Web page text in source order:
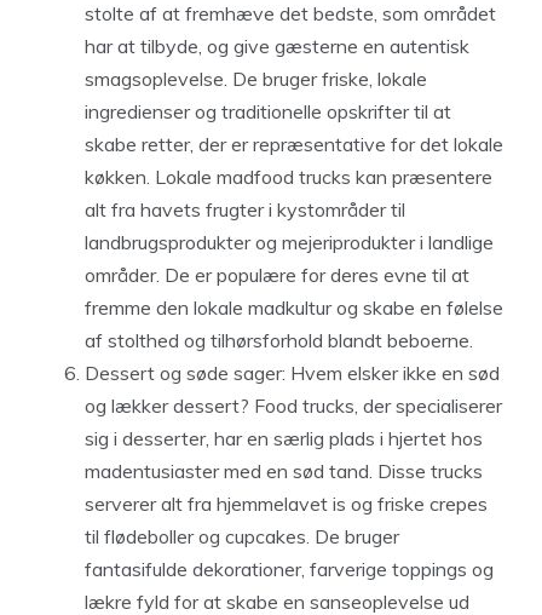
stolte af at fremhæve det bedste, som området
har at tilbyde, og give gæsterne en autentisk
smagsoplevelse. De bruger friske, lokale
ingredienser og traditionelle opskrifter til at
skabe retter, der er repræsentative for det lokale
køkken. Lokale madfood trucks kan præsentere
alt fra havets frugter i kystområder til
landbrugsprodukter og mejeriprodukter i landlige
områder. De er populære for deres evne til at
fremme den lokale madkultur og skabe en følelse
af stolthed og tilhørsforhold blandt beboerne.
Dessert og søde sager: Hvem elsker ikke en sød
og lækker dessert? Food trucks, der specialiserer
sig i desserter, har en særlig plads i hjertet hos
madentusiaster med en sød tand. Disse trucks
serverer alt fra hjemmelavet is og friske crepes
til flødeboller og cupcakes. De bruger
fantasifulde dekorationer, farverige toppings og
lækre fyld for at skabe en sanseoplevelse ud